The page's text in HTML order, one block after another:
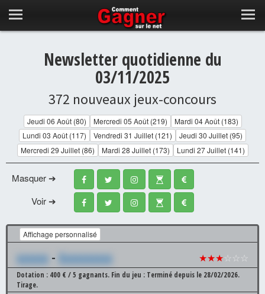
Newsletter quotidienne du
03/11/2025
372 nouveaux jeux-concours
Jeudi 06 Août (80) Mercredi 05 Août (219)
Mardi 04 Août (183)
Lundi 03 Août (117)
Vendredi 31 Juillet (121)
Jeudi 30 Juillet (95)
Mercredi 29 Juillet (86)
Mardi 28 Juillet (173) Lundi 27 Juillet (141)
Masquer ➔
Voir ➔
Affichage personnalisé
xxxxxx - Xxxxxxxxxx ★★★☆☆☆
Dotation : 400 € / 5 gagnants. Fin du jeu : Terminé depuis le 28/02/2026.
Tirage.